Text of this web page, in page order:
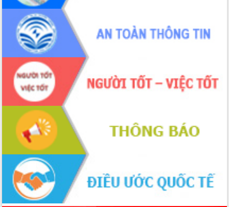
Đoàn đại biểu Quốc hội tỉnh Đắk Lắk
trao đổi thông tin trước Kỳ họp thứ
nhất, Quốc hội khóa XVI
Quyết liệt cải cách hành chính, khơi
thông nguồn lực phát triển
Nâng cao hiệu lực, hiệu quả HĐND
tỉnh thông qua hiện đại hóa hành chính
Xã Ea Phê gắn cải cách hành chính với
chuyển đổi số
Phó Chủ tịch Thường trực UBND tỉnh
Hồ Thị Nguyên Thảo làm việc tại Trung
tâm Phục vụ hành chính công xã Ea
Phê
Xây dựng nền hành chính số đồng
hành cùng nông dân dân, doanh nghiệp
Giai đoạn 2026-2030, Đắk Lắk phấn
đấu có 77% xã đạt chuẩn nông thôn
mới